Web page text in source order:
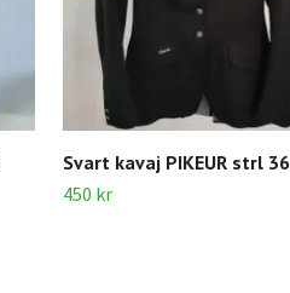
Svart kavaj PIKEUR strl 36
450 kr